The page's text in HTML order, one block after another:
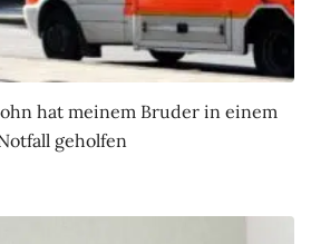
hat meinem Bruder in einem
geholfen